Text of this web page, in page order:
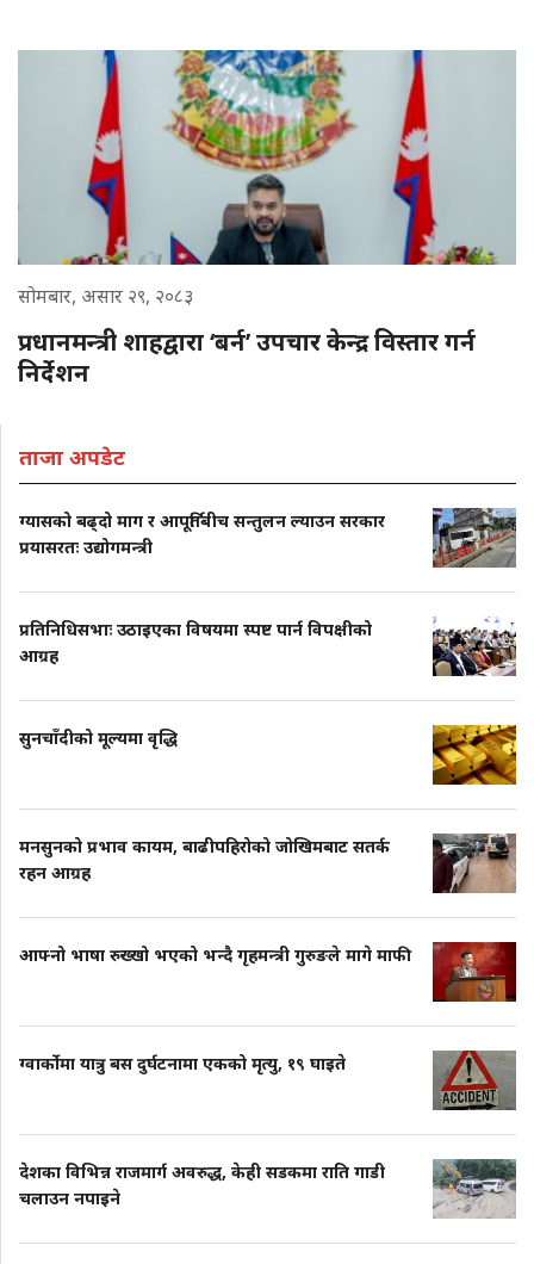
सोमबार, असार २९, २०८३
प्रधानमन्त्री शाहद्वारा ‘बर्न’ उपचार केन्द्र विस्तार गर्न
निर्देशन
ताजा अपडेट
ग्यासको बढ्दो माग र आपूर्तिबीच सन्तुलन ल्याउन सरकार
प्रयासरतः उद्योगमन्त्री
प्रतिनिधिसभाः उठाइएका विषयमा स्पष्ट पार्न विपक्षीको
आग्रह
सुनचाँदीको मूल्यमा वृद्धि
मनसुनको प्रभाव कायम, बाढीपहिरोको जोखिमबाट सतर्क
रहन आग्रह
आफ्नो भाषा रुख्खो भएको भन्दै गृहमन्त्री गुरुङले मागे माफी
ग्वार्कोमा यात्रु बस दुर्घटनामा एकको मृत्यु, १९ घाइते
देशका विभिन्न राजमार्ग अवरुद्ध, केही सडकमा राति गाडी
चलाउन नपाइने